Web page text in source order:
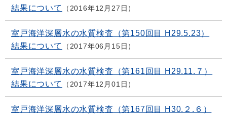
結果について
2016年12月27日
室戸海洋深層水の水質検査（第150回目 H29.5.23）
結果について
2017年06月15日
室戸海洋深層水の水質検査（第161回目 H29.11.７）
結果について
2017年12月01日
室戸海洋深層水の水質検査（第167回目 H30.２.６）